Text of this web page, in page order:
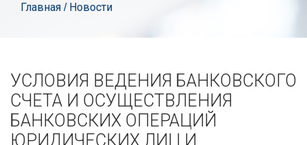
Главная / Новости
УСЛОВИЯ ВЕДЕНИЯ БАНКОВСКОГО
СЧЕТА И ОСУЩЕСТВЛЕНИЯ
БАНКОВСКИХ ОПЕРАЦИЙ
ЮРИДИЧЕСКИХ ЛИЦ И